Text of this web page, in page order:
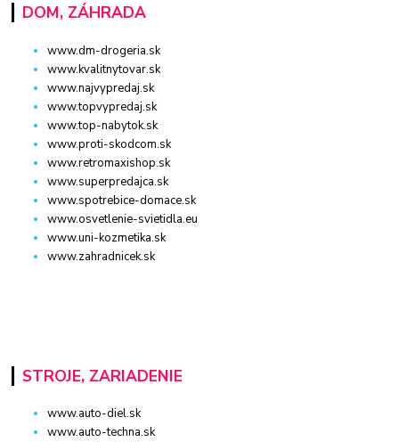
DOM, ZÁHRADA
www.dm-drogeria.sk
www.kvalitnytovar.sk
www.najvypredaj.sk
www.topvypredaj.sk
www.top-nabytok.sk
www.proti-skodcom.sk
www.retromaxishop.sk
www.superpredajca.sk
www.spotrebice-domace.sk
www.osvetlenie-svietidla.eu
www.uni-kozmetika.sk
www.zahradnicek.sk
STROJE, ZARIADENIE
www.auto-diel.sk
www.auto-techna.sk